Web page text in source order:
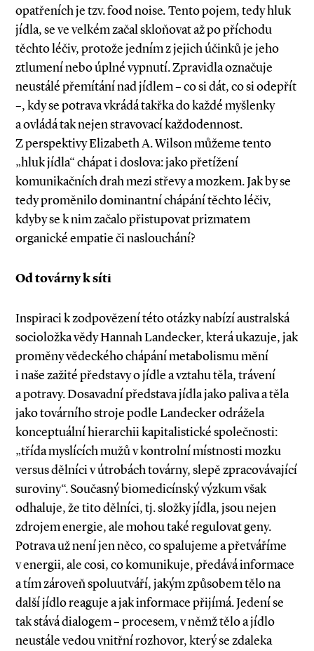
opatřeních je tzv. food noise.Tento pojem, tedy hluk
jídla, se ve velkém začal skloňovat až po příchodu
těchto léčiv, protože jedním z jejich účinků je jeho
ztlumení nebo úplné vypnutí. Zpravidla označuje
neustálé přemítání nad jídlem – co si dát, co si odepřít
–, kdy se potrava vkrádá takřka do každé myšlenky
a ovládá tak nejen stravovací každodennost.
Z perspektivy Elizabeth A. Wilson můžeme tento
„hluk jídla“ chápat i doslova: jako přetížení
komunikačních drah mezi střevy a mozkem. Jak by se
tedy proměnilo dominantní chápání těchto léčiv,
kdyby se k nim začalo přistupovat prizmatem
organické empatie či naslouchání?
Od továrny k síti
Inspiraci k zodpovězení této otázky nabízí australská
socioložka vědy Hannah Landecker, která ukazuje, jak
proměny vědeckého chápání metabolismu mění
i naše zažité představy o jídle a vztahu těla, trávení
a potravy. Dosavadní představa jídla jako paliva a těla
jako továrního stroje podle Landecker odrážela
konceptuál­ní hierarchii kapitalistické společnosti:
„třída myslících mužů v kontrolní místnosti mozku
versus dělníci v útrobách továrny, slepě zpracovávající
suroviny“. Současný biomedicínský výzkum však
odhaluje, že tito dělníci, tj. složky jídla, jsou nejen
zdrojem energie, ale mohou také regulovat geny.
Potrava už není jen něco, co spalujeme a přetváříme
v energii, ale cosi, co komunikuje, předává informace
a tím zároveň spoluutváří, jakým způsobem tělo na
další jídlo reaguje a jak informace přijímá. Jedení se
tak stává dialogem – procesem, v němž tělo a jídlo
neustále vedou vnitřní rozhovor, který se zdaleka